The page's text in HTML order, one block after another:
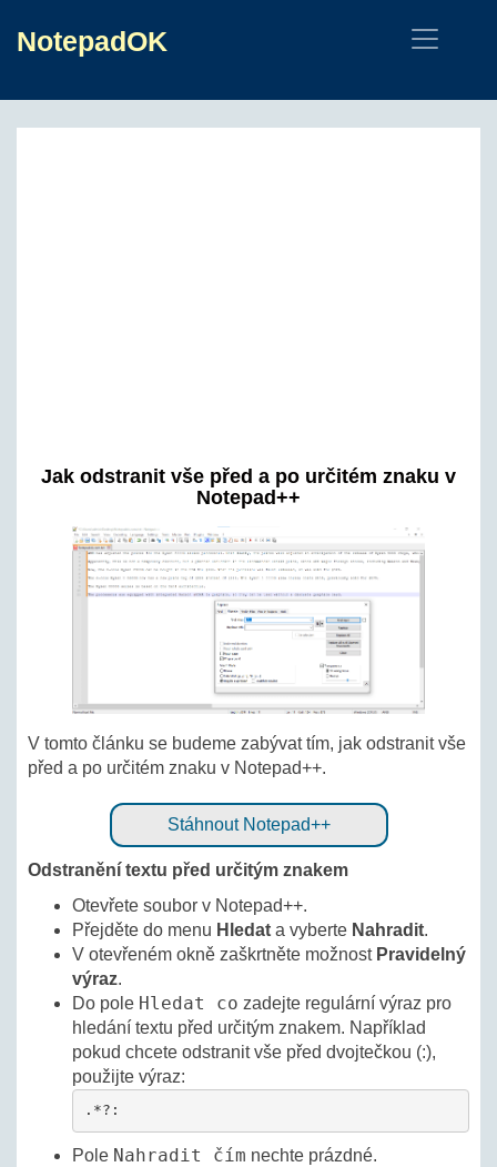
NotepadOK
Jak odstranit vše před a po určitém znaku v
Notepad++
V tomto článku se budeme zabývat tím, jak odstranit vše
před a po určitém znaku v Notepad++.
Stáhnout Notepad++
Odstranění textu před určitým znakem
Otevřete soubor v Notepad++.
Přejděte do menu Hledat a vyberte Nahradit.
V otevřeném okně zaškrtněte možnost Pravidelný
výraz.
Do pole Hledat co zadejte regulární výraz pro
hledání textu před určitým znakem. Například
pokud chcete odstranit vše před dvojtečkou (:),
použijte výraz:
.*?:
Pole Nahradit čím nechte prázdné.